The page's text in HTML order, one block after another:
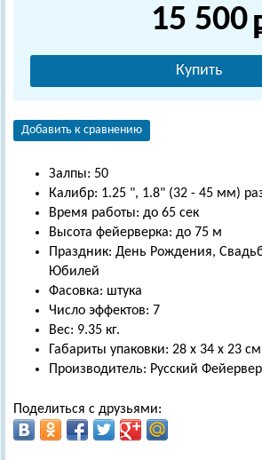
15 500
Купить
Добавить к сравнению
Залпы: 50
Калибр: 1.25 ", 1.8" (32 - 45 мм)
Время работы: до 65 сек
Высота фейерверка: до 75 м
Праздник: День Рождения,
Юбилей
Фасовка: штука
Число эффектов: 7
Вес: 9.35 кг.
Габариты упаковки: 28 х 34 х 23 см
Производитель: Русский
Поделиться с друзьями: